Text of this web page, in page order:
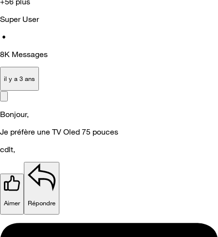
Super User
•
8K Messages
il y a 3 ans
Bonjour,
Je préfère une TV Oled 75 pouces
cdlt,
Aimer Répondre